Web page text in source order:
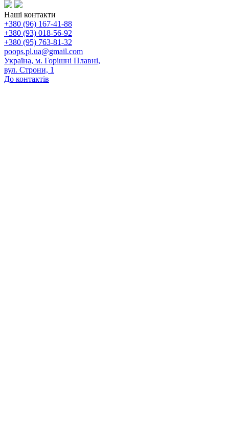
Наші контакти
+380 (96) 167-41-88
+380 (93) 018-56-92
+380 (95) 763-81-32
poops.pl.ua@gmail.com
Україна, м. Горішні Плавні,
вул. Строни, 1
До контактів